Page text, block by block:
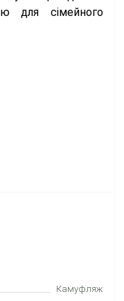
для сімейного
Камуфляж